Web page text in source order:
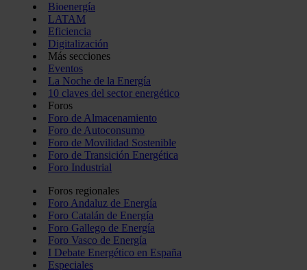
Bioenergía
LATAM
Eficiencia
Digitalización
Más secciones
Eventos
La Noche de la Energía
10 claves del sector energético
Foros
Foro de Almacenamiento
Foro de Autoconsumo
Foro de Movilidad Sostenible
Foro de Transición Energética
Foro Industrial
Foros regionales
Foro Andaluz de Energía
Foro Catalán de Energía
Foro Gallego de Energía
Foro Vasco de Energía
I Debate Energético en España
Especiales